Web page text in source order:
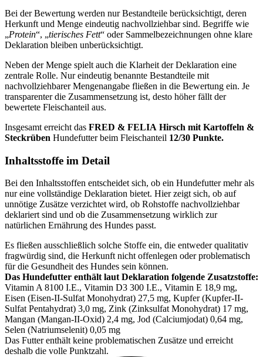
Bei der Bewertung werden nur Bestandteile berücksichtigt, deren
Herkunft und Menge eindeutig nachvollziehbar sind. Begriffe wie
„Protein“, „tierisches Fett“ oder Sammelbezeichnungen ohne klare
Deklaration bleiben unberücksichtigt.
Neben der Menge spielt auch die Klarheit der Deklaration eine
zentrale Rolle. Nur eindeutig benannte Bestandteile mit
nachvollziehbarer Mengenangabe fließen in die Bewertung ein. Je
transparenter die Zusammensetzung ist, desto höher fällt der
bewertete Fleischanteil aus.
Insgesamt erreicht das FRED & FELIA Hirsch mit Kartoffeln &
Steckrüben Hundefutter beim Fleischanteil 12/30 Punkte.
Inhaltsstoffe im Detail
Bei den Inhaltsstoffen entscheidet sich, ob ein Hundefutter mehr als
nur eine vollständige Deklaration bietet. Hier zeigt sich, ob auf
unnötige Zusätze verzichtet wird, ob Rohstoffe nachvollziehbar
deklariert sind und ob die Zusammensetzung wirklich zur
natürlichen Ernährung des Hundes passt.
Es fließen ausschließlich solche Stoffe ein, die entweder qualitativ
fragwürdig sind, die Herkunft nicht offenlegen oder problematisch
für die Gesundheit des Hundes sein können.
Das Hundefutter enthält laut Deklaration folgende Zusatzstoffe:
Vitamin A 8100 I.E., Vitamin D3 300 I.E., Vitamin E 18,9 mg,
Eisen (Eisen-II-Sulfat Monohydrat) 27,5 mg, Kupfer (Kupfer-II-
Sulfat Pentahydrat) 3,0 mg, Zink (Zinksulfat Monohydrat) 17 mg,
Mangan (Mangan-II-Oxid) 2,4 mg, Jod (Calciumjodat) 0,64 mg,
Selen (Natriumselenit) 0,05 mg
Das Futter enthält keine problematischen Zusätze und erreicht
deshalb die volle Punktzahl.